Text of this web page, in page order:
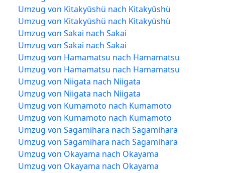
Umzug von Kitakyūshü nach Kitakyūshü
Umzug von Kitakyūshü nach Kitakyūshü
Umzug von Sakai nach Sakai
Umzug von Sakai nach Sakai
Umzug von Hamamatsu nach Hamamatsu
Umzug von Hamamatsu nach Hamamatsu
Umzug von Niigata nach Niigata
Umzug von Niigata nach Niigata
Umzug von Kumamoto nach Kumamoto
Umzug von Kumamoto nach Kumamoto
Umzug von Sagamihara nach Sagamihara
Umzug von Sagamihara nach Sagamihara
Umzug von Okayama nach Okayama
Umzug von Okayama nach Okayama